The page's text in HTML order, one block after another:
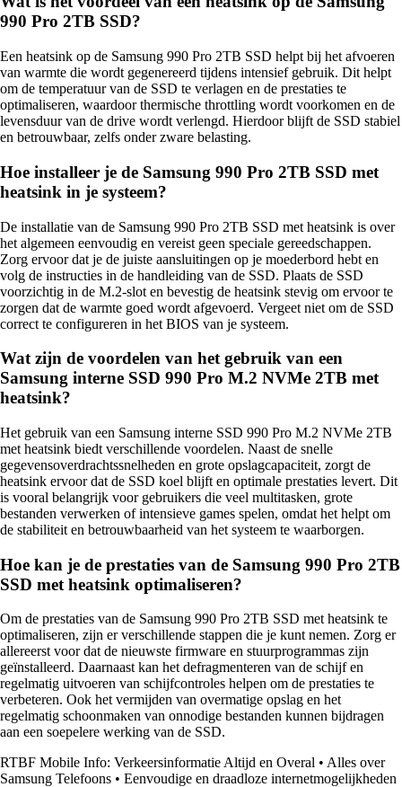
990 Pro 2TB SSD?
Een heatsink op de Samsung 990 Pro 2TB SSD helpt bij het afvoeren
van warmte die wordt gegenereerd tijdens intensief gebruik. Dit helpt
om de temperatuur van de SSD te verlagen en de prestaties te
optimaliseren, waardoor thermische throttling wordt voorkomen en de
levensduur van de drive wordt verlengd. Hierdoor blijft de SSD stabiel
en betrouwbaar, zelfs onder zware belasting.
Hoe installeer je de Samsung 990 Pro 2TB SSD met
heatsink in je systeem?
De installatie van de Samsung 990 Pro 2TB SSD met heatsink is over
het algemeen eenvoudig en vereist geen speciale gereedschappen.
Zorg ervoor dat je de juiste aansluitingen op je moederbord hebt en
volg de instructies in de handleiding van de SSD. Plaats de SSD
voorzichtig in de M.2-slot en bevestig de heatsink stevig om ervoor te
zorgen dat de warmte goed wordt afgevoerd. Vergeet niet om de SSD
correct te configureren in het BIOS van je systeem.
Wat zijn de voordelen van het gebruik van een
Samsung interne SSD 990 Pro M.2 NVMe 2TB met
heatsink?
Het gebruik van een Samsung interne SSD 990 Pro M.2 NVMe 2TB
met heatsink biedt verschillende voordelen. Naast de snelle
gegevensoverdrachtssnelheden en grote opslagcapaciteit, zorgt de
heatsink ervoor dat de SSD koel blijft en optimale prestaties levert. Dit
is vooral belangrijk voor gebruikers die veel multitasken, grote
bestanden verwerken of intensieve games spelen, omdat het helpt om
de stabiliteit en betrouwbaarheid van het systeem te waarborgen.
Hoe kan je de prestaties van de Samsung 990 Pro 2TB
SSD met heatsink optimaliseren?
Om de prestaties van de Samsung 990 Pro 2TB SSD met heatsink te
optimaliseren, zijn er verschillende stappen die je kunt nemen. Zorg er
allereerst voor dat de nieuwste firmware en stuurprogrammas zijn
geïnstalleerd. Daarnaast kan het defragmenteren van de schijf en
regelmatig uitvoeren van schijfcontroles helpen om de prestaties te
verbeteren. Ook het vermijden van overmatige opslag en het
regelmatig schoonmaken van onnodige bestanden kunnen bijdragen
aan een soepelere werking van de SSD.
RTBF Mobile Info: Verkeersinformatie Altijd en Overal • Alles over
Samsung Telefoons • Eenvoudige en draadloze internetmogelijkheden